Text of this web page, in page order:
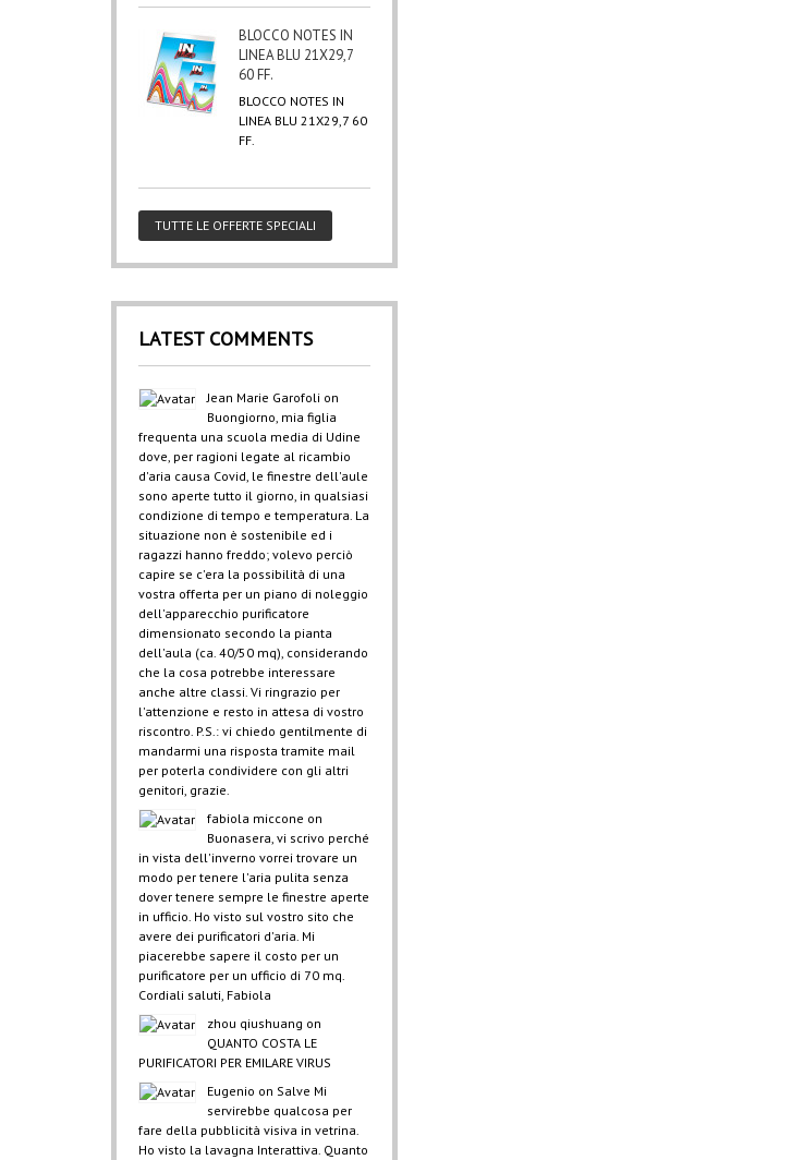
BLOCCO NOTES IN
LINEA BLU 21X29,7
60 FF.
BLOCCO NOTES IN
LINEA BLU 21X29,7 60
FF.
TUTTE LE OFFERTE SPECIALI
LATEST COMMENTS
Jean Marie Garofoli on
Buongiorno, mia figlia
frequenta una scuola media di Udine
dove, per ragioni legate al ricambio
d'aria causa Covid, le finestre dell'aule
sono aperte tutto il giorno, in qualsiasi
condizione di tempo e temperatura. La
situazione non è sostenibile ed i
ragazzi hanno freddo; volevo perciò
capire se c'era la possibilità di una
vostra offerta per un piano di noleggio
dell'apparecchio purificatore
dimensionato secondo la pianta
dell'aula (ca. 40/50 mq), considerando
che la cosa potrebbe interessare
anche altre classi. Vi ringrazio per
l'attenzione e resto in attesa di vostro
riscontro. P.S.: vi chiedo gentilmente di
mandarmi una risposta tramite mail
per poterla condividere con gli altri
genitori, grazie.
fabiola miccone on
Buonasera, vi scrivo perché
in vista dell'inverno vorrei trovare un
modo per tenere l'aria pulita senza
dover tenere sempre le finestre aperte
in ufficio. Ho visto sul vostro sito che
avere dei purificatori d'aria. Mi
piacerebbe sapere il costo per un
purificatore per un ufficio di 70 mq.
Cordiali saluti, Fabiola
zhou qiushuang on
QUANTO COSTA LE
PURIFICATORI PER EMILARE VIRUS
Eugenio on Salve Mi
servirebbe qualcosa per
fare della pubblicità visiva in vetrina.
Ho visto la lavagna Interattiva. Quanto